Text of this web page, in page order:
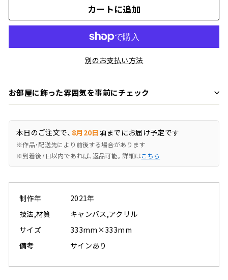
カートに追加
別のお支払い方法
お部屋に飾った雰囲気を事前にチェック
本日のご注文で、 8月20日 頃までにお届け予定です
※作品・配送先により前後する場合があります
※到着後7日以内であれば、返品可能。詳細はこちら
制作年
2021年
技法,材質
キャンバス,アクリル
サイズ
333mm×333mm
備考
サインあり